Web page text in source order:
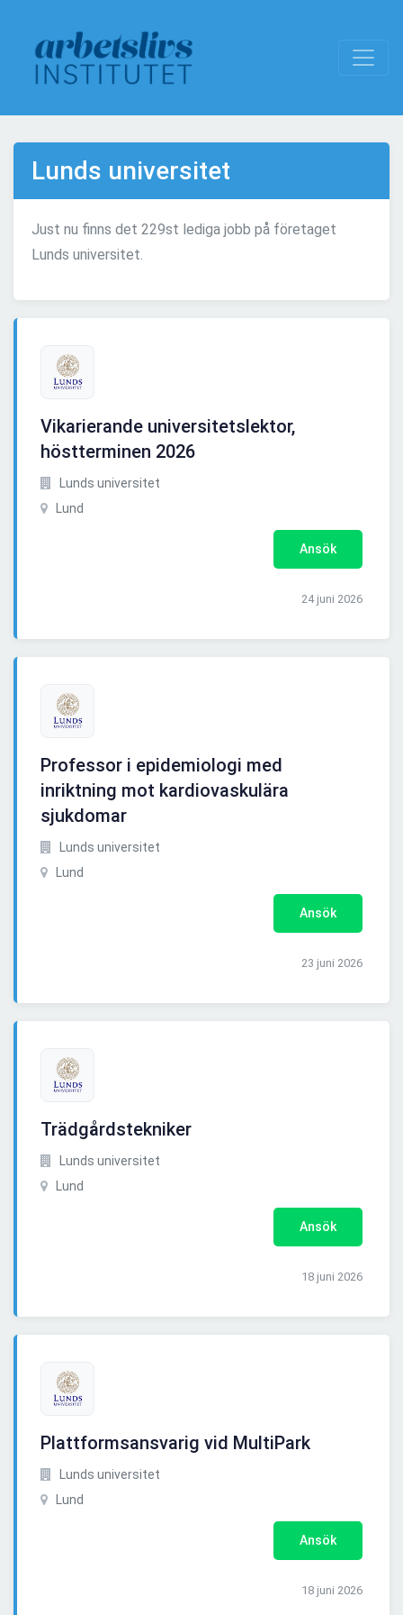
Lunds universitet
Just nu finns det 229st lediga jobb på företaget
Lunds universitet.
Vikarierande universitetslektor,
höstterminen 2026
Lunds universitet
Lund
Ansök
24 juni 2026
Professor i epidemiologi med
inriktning mot kardiovaskulära
sjukdomar
Lunds universitet
Lund
Ansök
23 juni 2026
Trädgårdstekniker
Lunds universitet
Lund
Ansök
18 juni 2026
Plattformsansvarig vid MultiPark
Lunds universitet
Lund
Ansök
18 juni 2026